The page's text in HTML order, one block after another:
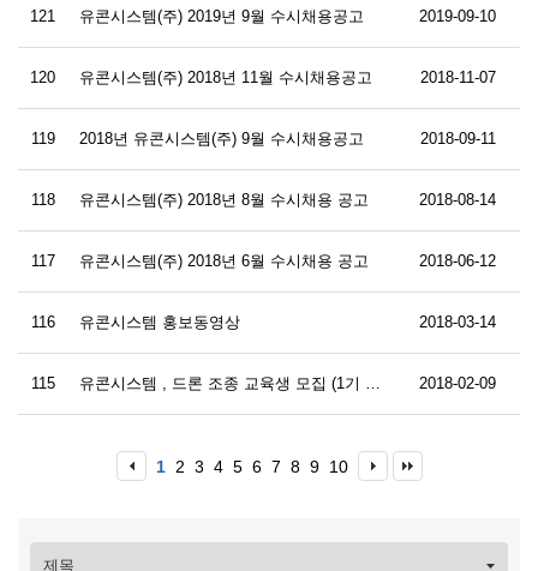
121 유콘시스템(주) 2019년 9월 수시채용공고 2019-09-10
120 유콘시스템(주) 2018년 11월 수시채용공고 2018-11-07
119 2018년 유콘시스템(주) 9월 수시채용공고 2018-09-11
118 유콘시스템(주) 2018년 8월 수시채용 공고 2018-08-14
117 유콘시스템(주) 2018년 6월 수시채용 공고 2018-06-12
116 유콘시스템 홍보동영상 2018-03-14
115 유콘시스템 , 드론 조종 교육생 모집 (1기 교육생) 2018-02-09
1 2 3 4 5 6 7 8 9 10